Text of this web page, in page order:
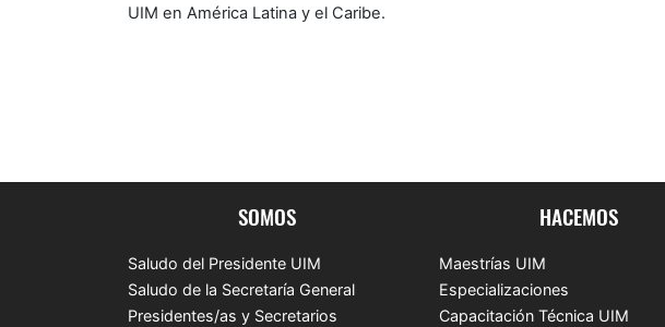
UIM en América Latina y el Caribe.
SOMOS
Saludo del Presidente UIM
Saludo de la Secretaría General
Presidentes/as y Secretarios
HACEMOS
Maestrías UIM
Especializaciones
Capacitación Técnica UIM